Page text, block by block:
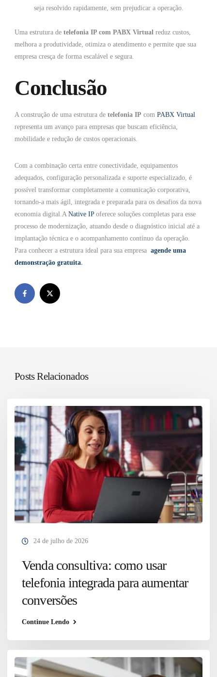
seja resolvido rapidamente, sem prejudicar a operação.
Uma estrutura de telefonia IP com PABX Virtual reduz custos,
melhora a produtividade, otimiza o atendimento e permite que sua
empresa cresça de forma escalável e segura.
Conclusão
A construção de uma estrutura de telefonia IP com PABX Virtual
representa um avanço para empresas que buscam eficiência,
mobilidade e redução de custos operacionais.
Com a combinação certa entre conectividade, equipamentos
adequados, configuração personalizada e suporte especializado, é
possível transformar completamente a comunicação corporativa,
tornando-a mais ágil, integrada e preparada para os desafios da nova
economia digital.A Native IPoferece soluções completas para esse
processo de modernização, atuando desde o diagnóstico inicial até a
implantação técnica e o acompanhamento contínuo da operação.
Para conhecer a estrutura ideal para sua empresa agende uma
demonstração gratuita.
Posts Relacionados
24 de julho de 2026
Venda consultiva: como usar
telefonia integrada para aumentar
conversões
Continue Lendo